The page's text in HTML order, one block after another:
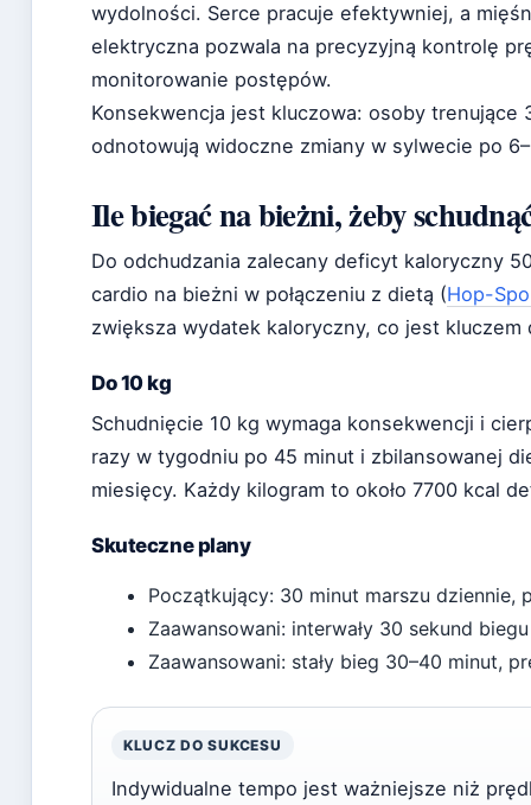
wydolności. Serce pracuje efektywniej, a
elektryczna pozwala na precyzyjną kontrolę
monitorowanie postępów.
Konsekwencja jest kluczowa: osoby trenujące
odnotowują widoczne zmiany w sylwecie po
Ile biegać na bieżni, żeby
Do odchudzania zalecany deficyt kaloryczny
cardio na bieżni w połączeniu z dietą (Hop-
zwiększa wydatek kaloryczny, co jest kluczem
Do 10 kg
Schudnięcie 10 kg wymaga konsekwencji i
razy w tygodniu po 45 minut i zbilansowanej
miesięcy. Każdy kilogram to około 7700 kcal
Skuteczne plany
Początkujący: 30 minut marszu dziennie,
Zaawansowani: interwały 30 sekund
Zaawansowani: stały bieg 30–40 minut,
KLUCZ DO SUKCESU
Indywidualne tempo jest ważniejsze niż